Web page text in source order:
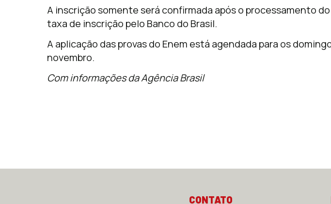
A inscrição somente será confirmada após o processamento
taxa de inscrição pelo Banco do Brasil.
A aplicação das provas do Enem está agendada para os
novembro.
Com informações da Agência Brasil
CONTATO